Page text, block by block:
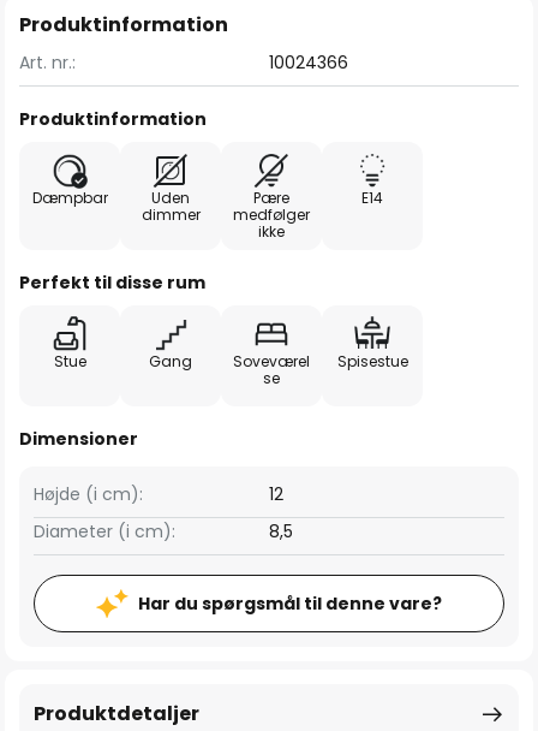
Produktinformation
Art. nr.: 10024366
Produktinformation
Dæmpbar
Uden
dimmer
Pære
medfølger
ikke
E14
Perfekt til disse rum
Stue Gang
Soveværel
se
Spisestue
Dimensioner
Højde (i cm):
12
Diameter (i cm):
8,5
Har du spørgsmål til denne vare?
Produktdetaljer